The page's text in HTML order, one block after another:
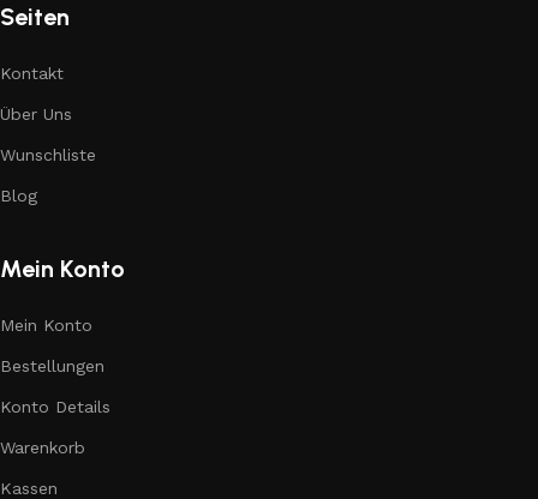
Seiten
Kontakt
Über Uns
Wunschliste
Blog
Mein Konto
Mein Konto
Bestellungen
Konto Details
Warenkorb
Kassen